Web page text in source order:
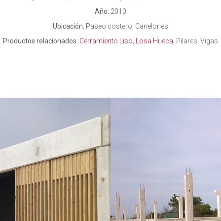
Año: 2010
Ubicación: Paseo costero, Canelones
Productos relacionados: Cerramiento Liso Losa Hueca , Pilares, Vigas